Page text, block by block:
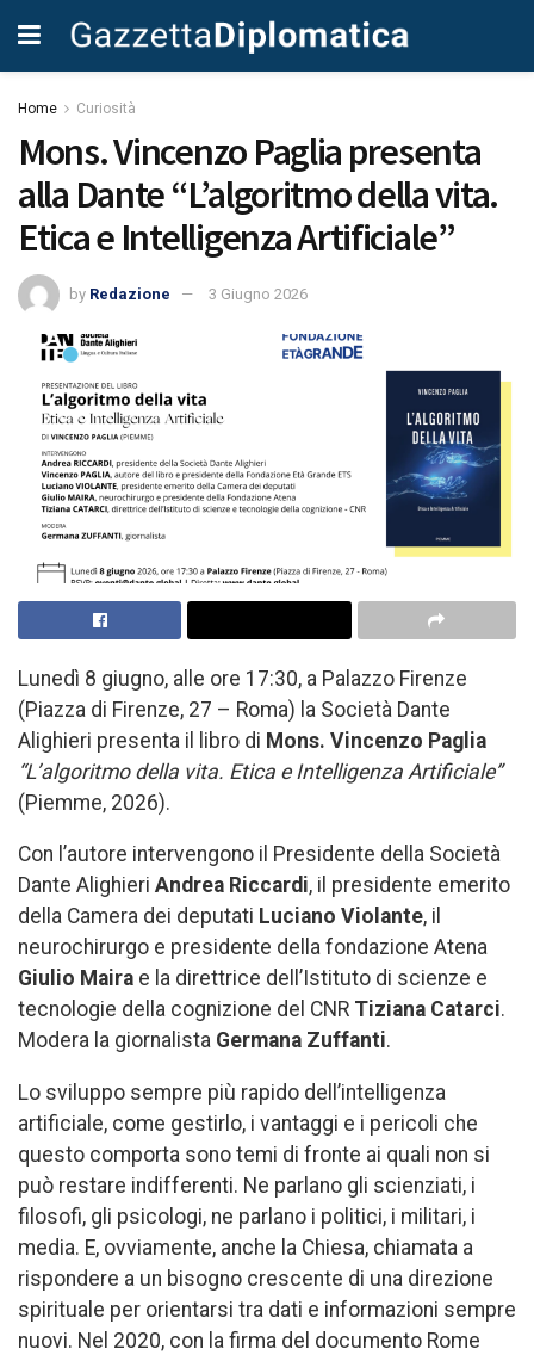
Home Curiosità
Mons. Vincenzo Paglia presenta
alla Dante “L’algoritmo della vita.
Etica e Intelligenza Artificiale”
by Redazione 3 Giugno 2026
Lunedì 8 giugno, alle ore 17:30, a Palazzo Firenze
(Piazza di Firenze, 27 – Roma) la Società Dante
Alighieri presenta il libro di Mons. Vincenzo Paglia
“L’algoritmo della vita. Etica e Intelligenza Artificiale”
(Piemme, 2026).
Con l’autore intervengono il Presidente della Società
Dante Alighieri Andrea Riccardi, il presidente emerito
della Camera dei deputati Luciano Violante, il
neurochirurgo e presidente della fondazione Atena
Giulio Maira e la direttrice dell’Istituto di scienze e
tecnologie della cognizione del CNR Tiziana Catarci.
Modera la giornalista Germana Zuffanti.
Lo sviluppo sempre più rapido dell’intelligenza
artificiale, come gestirlo, i vantaggi e i pericoli che
questo comporta sono temi di fronte ai quali non si
può restare indifferenti. Ne parlano gli scienziati, i
filosofi, gli psicologi, ne parlano i politici, i militari, i
media. E, ovviamente, anche la Chiesa, chiamata a
rispondere a un bisogno crescente di una direzione
spirituale per orientarsi tra dati e informazioni sempre
nuovi. Nel 2020, con la firma del documento Rome